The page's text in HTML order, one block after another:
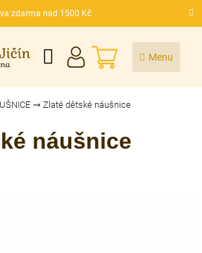
zdarma nad 1500 Kč
NÁKUPNÍ
KOŠÍK
Zlaté dětské náušnice
náušnice